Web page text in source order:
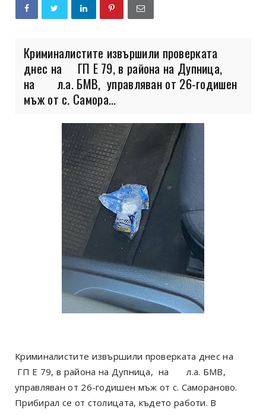
Криминалистите извършили проверката
днес на ГП Е 79, в района на Дупница,
на л.а. БМВ, управляван от 26-годишен
мъж от с. Самора...
Криминалистите извършили проверката днес на
ГП Е 79, в района на Дупница, на л.а. БМВ,
управляван от 26-годишен мъж от с. Самораново.
Прибирал се от столицата, където работи. В